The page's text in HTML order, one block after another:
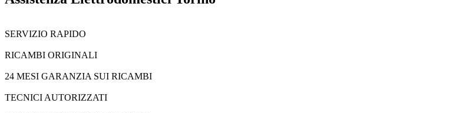
SERVIZIO RAPIDO
RICAMBI ORIGINALI
24 MESI GARANZIA SUI RICAMBI
TECNICI AUTORIZZATI